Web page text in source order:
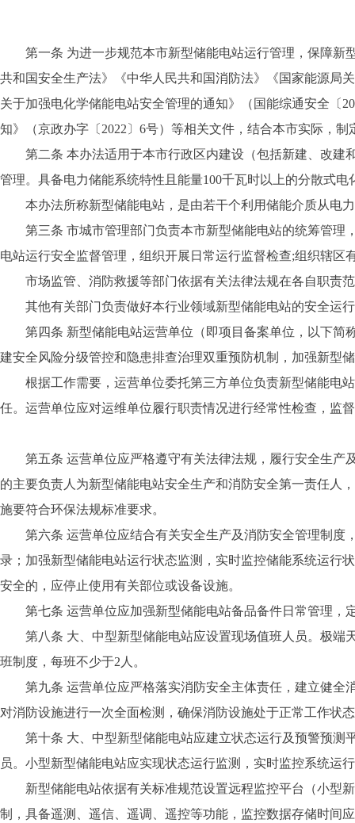
第一条 为进一步规范本市新型储能电站运行管理，保障新
共和国安全生产法》《中华人民共和国消防法》《国家能源局
关于加强电化学储能电站安全管理的通知》（国能综通安全〔
知》（京政办字〔2022〕6号）等相关文件，结合本市实际，制
第二条 本办法适用于本市行政区内建设（包括新建、改建
管理。具备电力储能系统特性且能量100千瓦时以上的分散式
本办法所称新型储能电站，是由若干个利用储能介质从电力
第三条 市城市管理部门负责本市新型储能电站的统筹管理
电站运行安全监督管理，组织开展日常运行监督检查;组织辖
市场监管、消防救援等部门依据有关法律法规在各自职责
其他有关部门负责做好本行业领域新型储能电站的安全运
第四条 新型储能电站运营单位（即项目备案单位，以下简
建安全风险分级管控和隐患排查治理双重预防机制，加强新型
根据工作需要，运营单位委托第三方单位负责新型储能电站
任。运营单位应对运维单位履行职责情况进行经常性检查，监
第五条 运营单位应严格遵守有关法律法规，履行安全生产
的主要负责人为新型储能电站安全生产和消防安全第一责任人
施要符合环保法规标准要求。
第六条 运营单位应结合有关安全生产及消防安全管理制度
录；加强新型储能电站运行状态监测，实时监控储能系统运行
安全的，应停止使用有关部位或设备设施。
第七条 运营单位应加强新型储能电站备品备件日常管理，
第八条 大、中型新型储能电站应设置现场值班人员。极端
班制度，每班不少于2人。
第九条 运营单位应严格落实消防安全主体责任，建立健全
对消防设施进行一次全面检测，确保消防设施处于正常工作状
第十条 大、中型新型储能电站应建立状态运行及预警预测
员。小型新型储能电站应实现状态运行监测，实时监控系统运
新型储能电站依据有关标准规范设置远程监控平台（小型新
制，具备遥测、遥信、遥调、遥控等功能，监控数据存储时间